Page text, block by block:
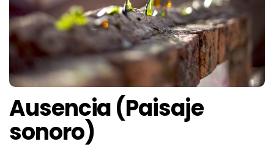
Ausencia (Paisaje
sonoro)